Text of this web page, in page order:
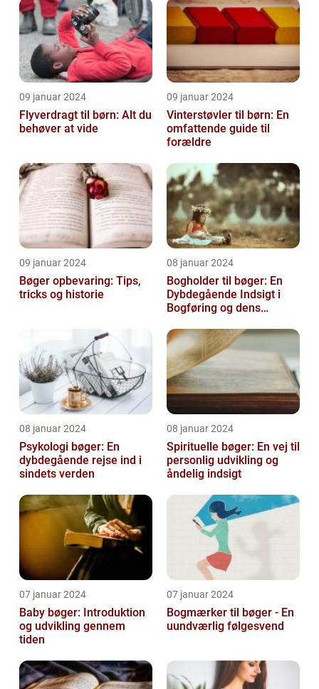
09 januar 2024
Flyverdragt til børn: Alt du
behøver at vide
09 januar 2024
Vinterstøvler til børn: En
omfattende guide til
forældre
09 januar 2024
Bøger opbevaring: Tips,
tricks og historie
08 januar 2024
Bogholder til bøger: En
Dybdegående Indsigt i
Bogføring og dens
08 januar 2024
Psykologi bøger: En
dybdegående rejse ind i
sindets verden
08 januar 2024
Spirituelle bøger: En vej til
personlig udvikling og
åndelig indsigt
07 januar 2024
Baby bøger: Introduktion
og udvikling gennem
tiden
07 januar 2024
Bogmærker til bøger - En
uundværlig følgesvend